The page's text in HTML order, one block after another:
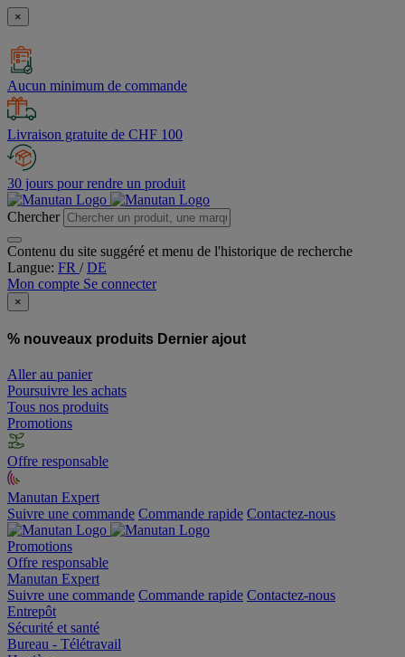
×
Aucun minimum de commande
Livraison gratuite de CHF 100
30 jours pour rendre un produit
Chercher
Contenu du site suggéré et menu de l'historique de recherche
Langue: FR /DE
Mon compte Se connecter
×
% nouveaux produits Dernier ajout
Aller au panier
Poursuivre les achats
Tous nos produits
Promotions
Offre responsable
Manutan Expert
Suivre une commande Commande rapide Contactez-nous
Promotions
Offre responsable
Manutan Expert
Suivre une commande Commande rapide Contactez-nous
Entrepôt
Sécurité et santé
Bureau - Télétravail